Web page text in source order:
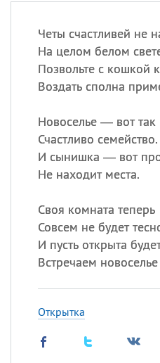
Четы счастливей не
На целом белом
Позвольте с кошкой
Воздать сполна
Новоселье — вот так
Счастливо семейство.
И сынишка — вот
Не находит места.
Своя комната теперь
Совсем не будет
И пусть открыта
Встречаем
Открытка